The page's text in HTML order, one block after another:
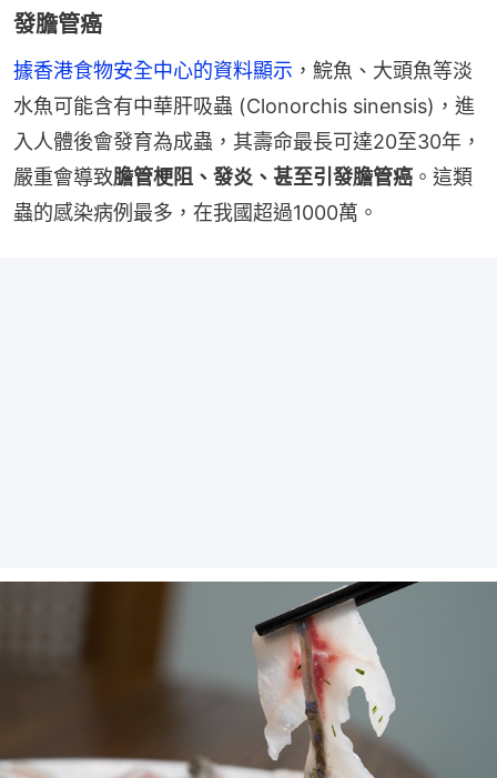
發膽管癌
據香港食物安全中心的資料顯示 ，鯇魚、大頭魚等淡
水魚可能含有中華肝吸蟲 (Clonorchis sinensis)，進
入人體後會發育為成蟲，其壽命最長可達20至30年，
嚴重會導致膽管梗阻、發炎、甚至引發膽管癌 。這類
蟲的感染病例最多，在我國超過1000萬。